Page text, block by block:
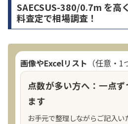
SAECSUS-380/0.7m を高
料査定で相場調査！
画像やExcelリスト （任意・1
点数が多い方へ：一点
ます
お手元で整理しながらご記入い